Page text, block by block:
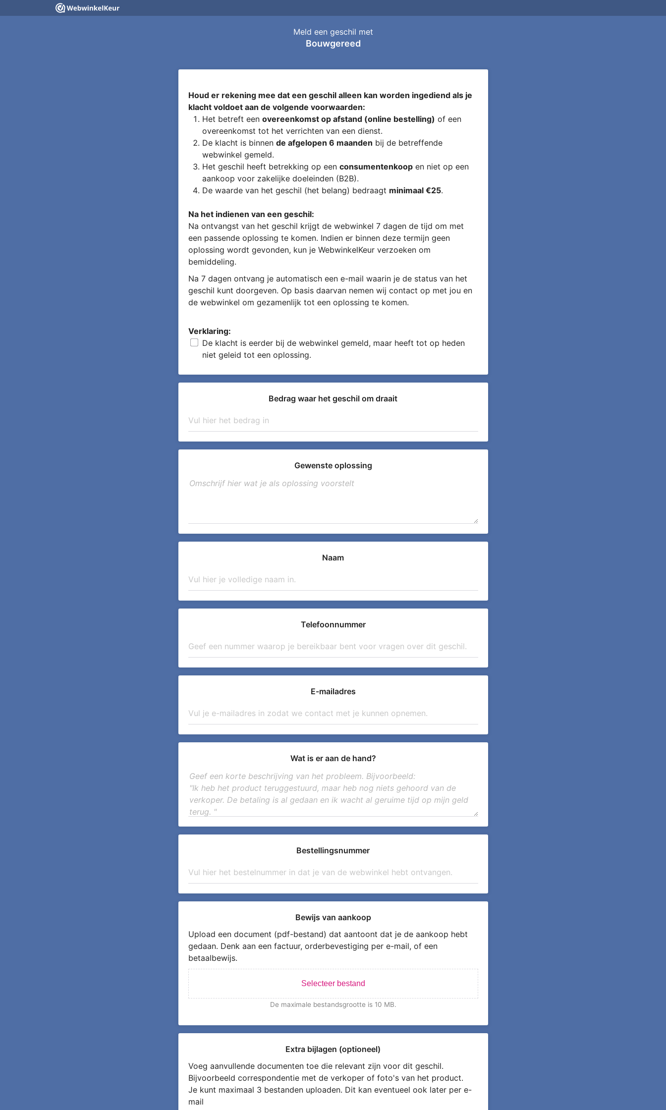
Meld een geschil met
Bouwgereed
Houd er rekening mee dat een geschil alleen kan worden ingediend als je
klacht voldoet aan de volgende voorwaarden:
Het betreft een overeenkomst op afstand (online bestelling) of een
overeenkomst tot het verrichten van een dienst.
De klacht is binnen de afgelopen 6 maanden bij de betreffende
webwinkel gemeld.
Het geschil heeft betrekking op een consumentenkoopen niet op een
aankoop voor zakelijke doeleinden (B2B).
De waarde van het geschil (het belang) bedraagt minimaal €25.
Na het indienen van een geschil:
Na ontvangst van het geschil krijgt de webwinkel 7 dagen de tijd om met
een passende oplossing te komen. Indien er binnen deze termijn geen
oplossing wordt gevonden, kun je WebwinkelKeur verzoeken om
bemiddeling.
Na 7 dagen ontvang je automatisch een e-mail waarin je de status van het
geschil kunt doorgeven. Op basis daarvan nemen wij contact op met jou en
de webwinkel om gezamenlijk tot een oplossing te komen.
Verklaring:
De klacht is eerder bij de webwinkel gemeld, maar heeft tot op heden
niet geleid tot een oplossing.
Bedrag waar het geschil om draait
Gewenste oplossing
Naam
Telefoonnummer
E-mailadres
Wat is er aan de hand?
Bestellingsnummer
Bewijs van aankoop
Upload een document (pdf-bestand) dat aantoont dat je de aankoop hebt
gedaan. Denk aan een factuur, orderbevestiging per e-mail, of een
betaalbewijs.
Selecteer bestand
De maximale bestandsgrootte is 10 MB.
Extra bijlagen (optioneel)
Voeg aanvullende documenten toe die relevant zijn voor dit geschil.
Bijvoorbeeld correspondentie met de verkoper of foto's van het product.
Je kunt maximaal 3 bestanden uploaden. Dit kan eventueel ook later per e-
mail